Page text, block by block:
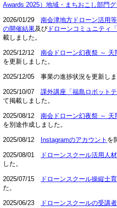
Awards 2025）地域・まちおこし部門グ
2026/01/29 南会津地方ドローン活用
の開催結果及び ドローンコミュニティ
載しました。
2025/12/12 南会ドローン幻夜祭 ～ 天
を更新しました。
2025/12/05 事業の進捗状況を更新しま
2025/10/07 課外講座「福島ロボット
て掲載しました。
2025/08/12 南会ドローン幻夜祭 ～ 天
を別途作成しました。
2025/08/12 Instagramのアカウント を
2025/08/01 ドローンスクール活用人
した。
2025/07/15 ドローンスクール操縦士
た。
2025/06/23 ドローンスクールの受講